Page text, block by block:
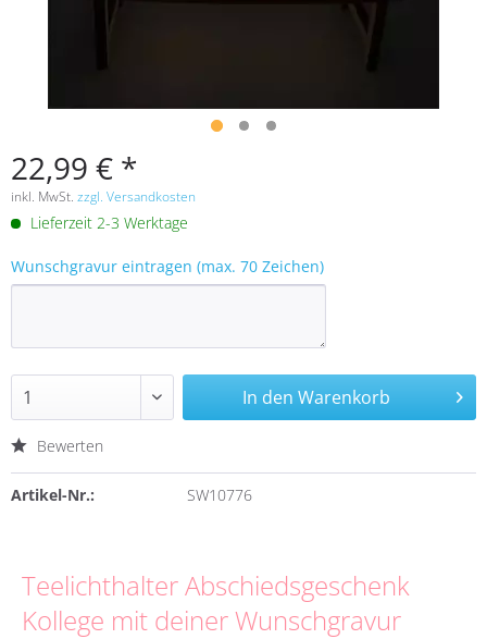
22,99 € *
inkl. MwSt. zzgl. Versandkosten
Lieferzeit 2-3 Werktage
Wunschgravur eintragen (max. 70 Zeichen)
In den Warenkorb
Bewerten
Artikel-Nr.: SW10776
Teelichthalter Abschiedsgeschenk
Kollege mit deiner Wunschgravur